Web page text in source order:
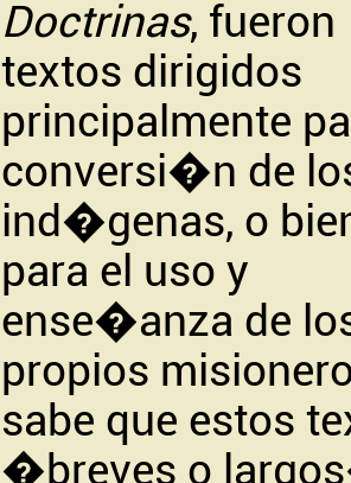
Doctrinas, fueron
textos dirigidos
principalmente
conversi�n de
ind�genas, o
para el uso y
ense�anza de
propios
sabe que estos
�breves o